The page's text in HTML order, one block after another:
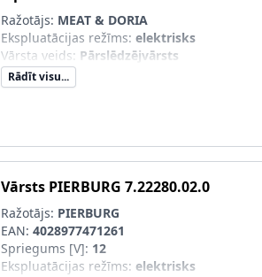
Ražotājs: MEAT & DORIA
Ekspluatācijas režīms: elektrisks
Vārsta veids: Pārslēdzējvārsts
Rādīt visu...
Vārsts PIERBURG 7.22280.02.0
Ražotājs: PIERBURG
EAN: 4028977471261
Spriegums [V]: 12
Ekspluatācijas režīms: elektrisks